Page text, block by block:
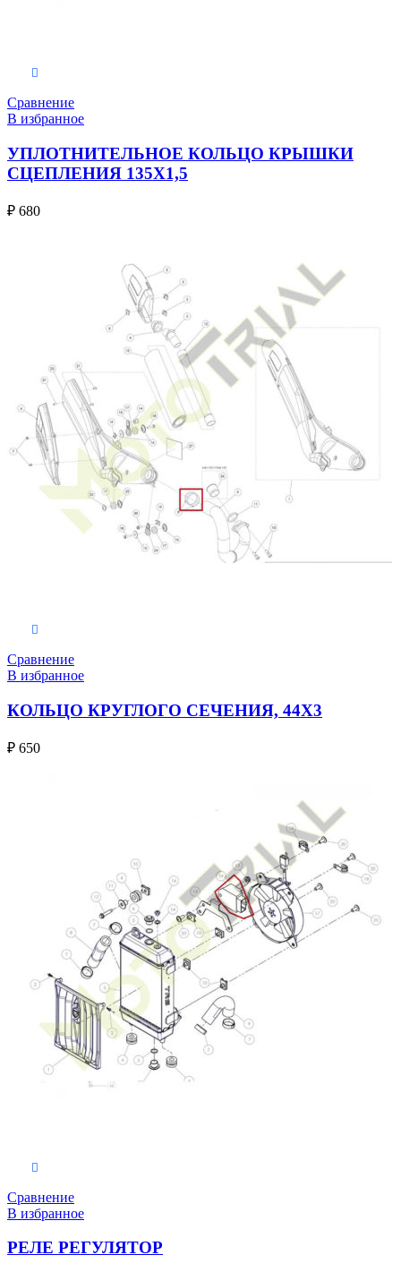
Сравнение
В избранное
УПЛОТНИТЕЛЬНОЕ КОЛЬЦО КРЫШКИ
СЦЕПЛЕНИЯ 135X1,5
₽ 680
Сравнение
В избранное
КОЛЬЦО КРУГЛОГО СЕЧЕНИЯ, 44X3
₽ 650
Сравнение
В избранное
РЕЛЕ РЕГУЛЯТОР